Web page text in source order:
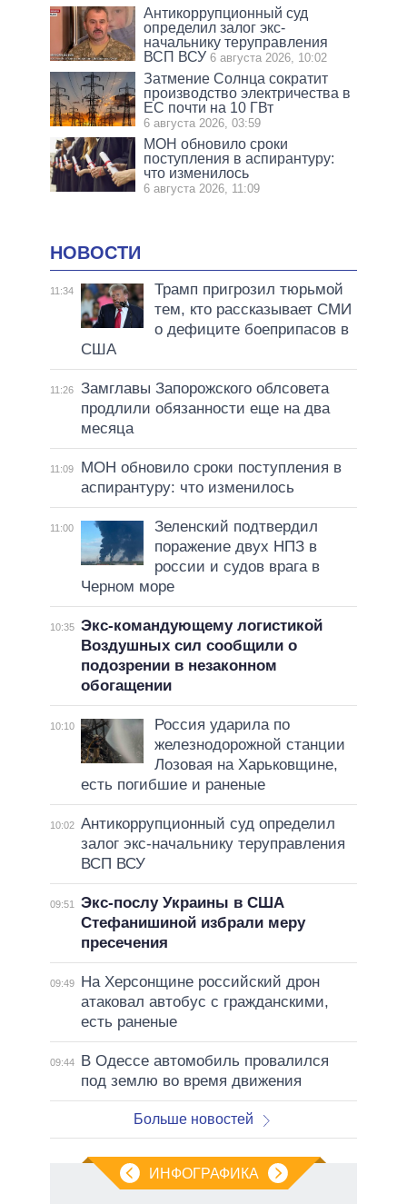
Антикоррупционный суд
определил залог экс-
начальнику теруправления
ВСП ВСУ 6 августа 2026, 10:02
Затмение Солнца сократит
производство электричества в
ЕС почти на 10 ГВт
6 августа 2026, 03:59
МОН обновило сроки
поступления в аспирантуру:
что изменилось
6 августа 2026, 11:09
НОВОСТИ
11:34
Трамп пригрозил тюрьмой
тем, кто рассказывает СМИ
о дефиците боеприпасов в
США
11:26
Замглавы Запорожского облсовета
продлили обязанности еще на два
месяца
11:09
МОН обновило сроки поступления в
аспирантуру: что изменилось
11:00
Зеленский подтвердил
поражение двух НПЗ в
россии и судов врага в
Черном море
10:35 Экс-командующему логистикой
Воздушных сил сообщили о
подозрении в незаконном
обогащении
10:10
Россия ударила по
железнодорожной станции
Лозовая на Харьковщине,
есть погибшие и раненые
10:02 Антикоррупционный суд определил
залог экс-начальнику теруправления
ВСП ВСУ
09:51 Экс-послу Украины в США
Стефанишиной избрали меру
пресечения
09:49
На Херсонщине российский дрон
атаковал автобус с гражданскими,
есть раненые
09:44
В Одессе автомобиль провалился
под землю во время движения
Больше новостей
ИНФОГРАФИКА